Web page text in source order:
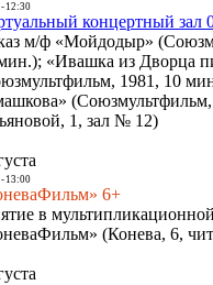
- 12:30
концертный зал
м/ф «Мойдодыр»
«Ивашка из Дворца
1981, 10
1, зал № 12)
- 13:00
6+
в
(Конева, 6,